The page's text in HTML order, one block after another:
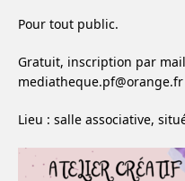
Pour tout public.
Gratuit, inscription par mail
mediatheque.pf@orange.fr
Lieu : salle associative,